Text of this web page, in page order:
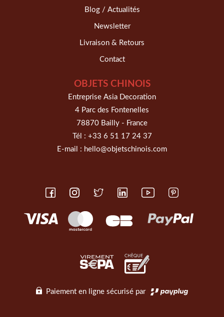
Blog / Actualités
Newsletter
Livraison & Retours
Contact
OBJETS CHINOIS
Entreprise Asia Decoration
4 Parc des Fontenelles
78870 Bailly - France
Tél : +33 6 51 17 24 37
E-mail : hello@objetschinois.com
Paiement en ligne sécurisé par